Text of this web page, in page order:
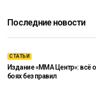
Последние новости
СТАТЬИ
Издание «ММА Центр»: всё о
боях без правил